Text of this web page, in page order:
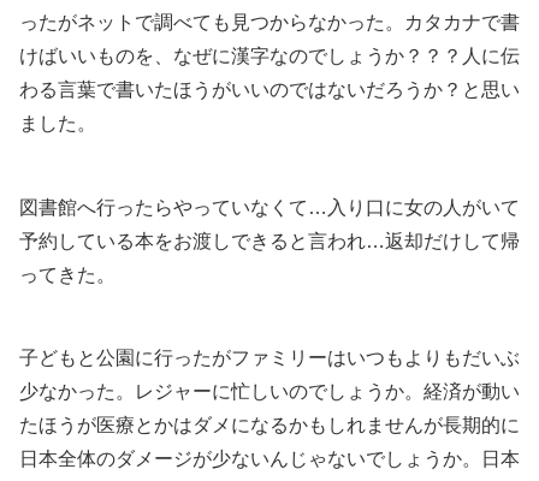
ったがネットで調べても見つからなかった。カタカナで書
けばいいものを、なぜに漢字なのでしょうか？？？人に伝
わる言葉で書いたほうがいいのではないだろうか？と思い
ました。
図書館へ行ったらやっていなくて…入り口に女の人がいて
予約している本をお渡しできると言われ…返却だけして帰
ってきた。
子どもと公園に行ったがファミリーはいつもよりもだいぶ
少なかった。レジャーに忙しいのでしょうか。経済が動い
たほうが医療とかはダメになるかもしれませんが長期的に
日本全体のダメージが少ないんじゃないでしょうか。日本